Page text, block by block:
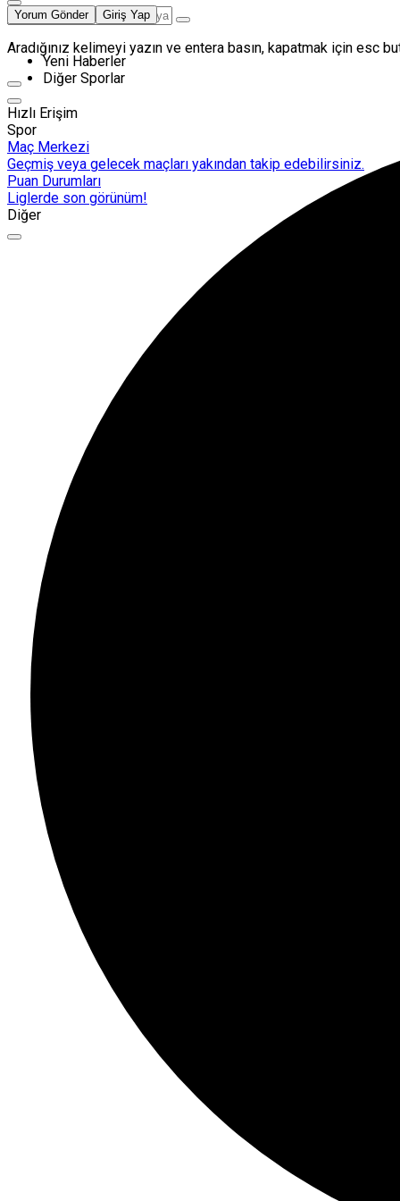
Aradığınız kelimeyi yazın ve entera basın, kapatmak için esc
Hızlı Erişim
Spor
Maç Merkezi
Geçmiş veya gelecek maçları yakından takip edebilirsiniz.
Puan Durumları
Liglerde son görünüm!
Diğer
Yorum Gönder Giriş Yap
Yeni Haberler
Diğer Sporlar